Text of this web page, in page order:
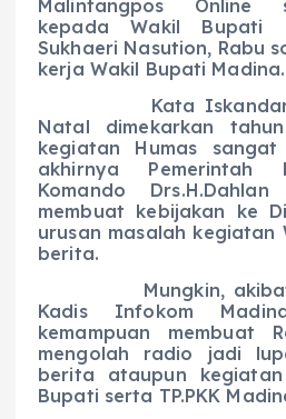
Malintangpos Online
kepada Wakil Bupati
Sukhaeri Nasution, Rabu
kerja Wakil Bupati Madina.
Kata Iskandar,
Natal dimekarkan
kegiatan Humas
akhirnya Pemerintah
Komando
membuat kebijakan ke
urusan masalah kegiatan
berita.
Mungkin, akibat
Kadis Infokom
kemampuan membuat
mengolah radio jadi
berita ataupun
Bupati serta TP.PKK